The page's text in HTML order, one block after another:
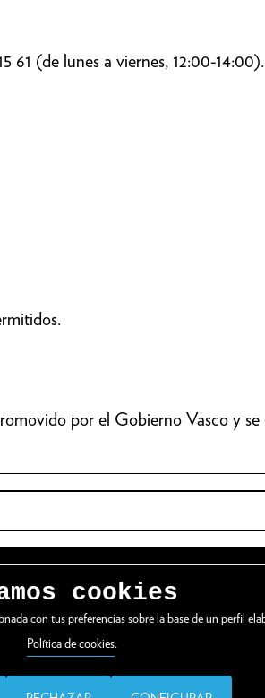
61 (de lunes a viernes, 12:00-14:00).
por el Gobierno Vasco y
cookies
con tus preferencias sobre la base de un perfil
Política de cookies.